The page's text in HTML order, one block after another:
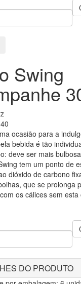
Swing
ocasião para a
bebida é tão
deve ser mais
tem um ponto de
dióxido de carbono
que se prolonga
os cálices sem
DO PRODUTO